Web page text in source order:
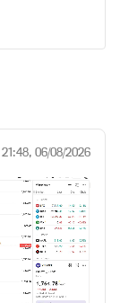
21:48, 06/08/2026